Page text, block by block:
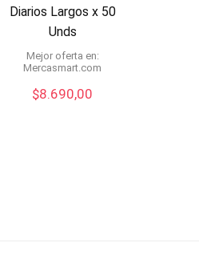
Diarios Largos x 50
Unds
Mejor oferta en:
mercasmart.com
$8.690,00